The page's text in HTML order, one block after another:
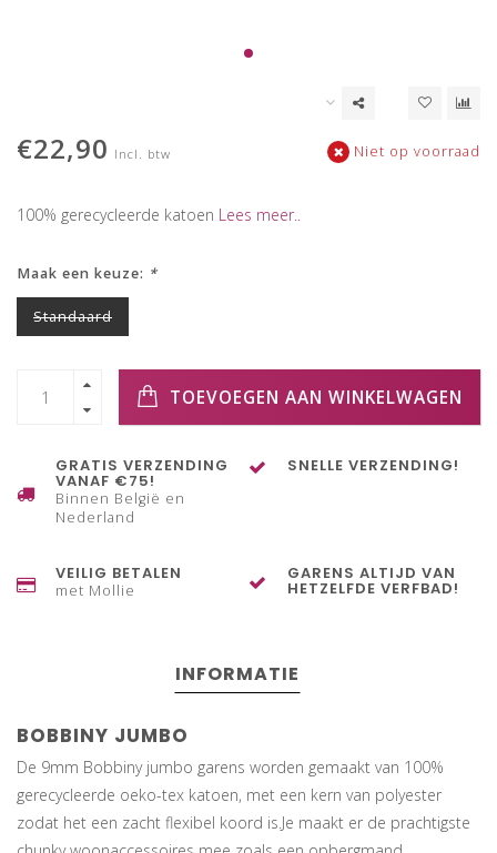
€22,90 Incl. btw Niet op voorraad
100% gerecycleerde katoen Lees meer..
Maak een keuze: *
Standaard
TOEVOEGEN AAN WINKELWAGEN
GRATIS VERZENDING
VANAF €75!
Binnen België en
Nederland
SNELLE VERZENDING!
VEILIG BETALEN
met Mollie
GARENS ALTIJD VAN
HETZELFDE VERFBAD!
INFORMATIE
BOBBINY JUMBO
De 9mm Bobbiny jumbo garens worden gemaakt van 100%
gerecycleerde oeko-tex katoen, met een kern van polyester
zodat het een zacht flexibel koord is.Je maakt er de prachtigste